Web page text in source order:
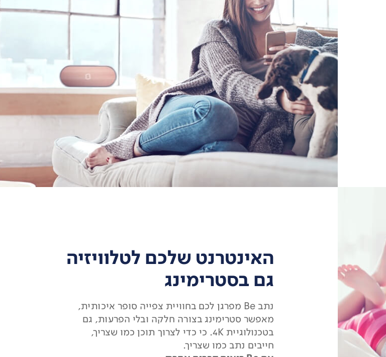
האינטרנט שלכם לטלוויזיה
גם בסטרימינג
נתב Be מפרגן לכם בחוויית צפייה סופר איכותית,
מאפשר סטרימינג בצורה חלקה ובלי הפרעות, גם
בטכנולוגיית 4K. כי כדי לצרוך תוכן כמו שצריך,
חייבים נתב כמו שצריך.